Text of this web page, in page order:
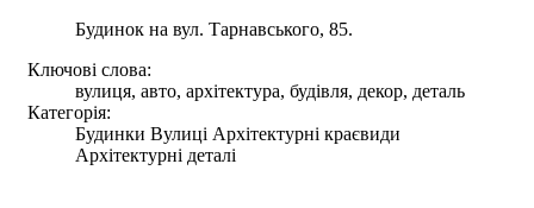
Будинок на вул. Тарнавського, 85.
Ключові слова:
вулиця, авто, архітектура, будівля, декор, деталь
Категорія:
Будинки Вулиці Архітектурні краєвиди
Архітектурні деталі